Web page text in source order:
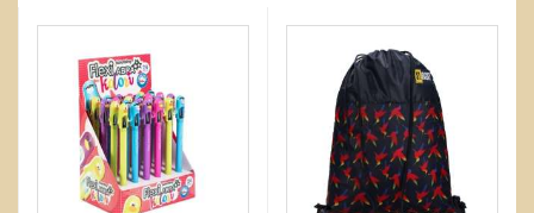
Dźwiekowe
Bajkowe
Inne
Maty do zabawy
Do rozkręcania
Bąki
Pojazdy
Inne
Innedo koszykówki
Nowości
Wyprzedaż
Promocje